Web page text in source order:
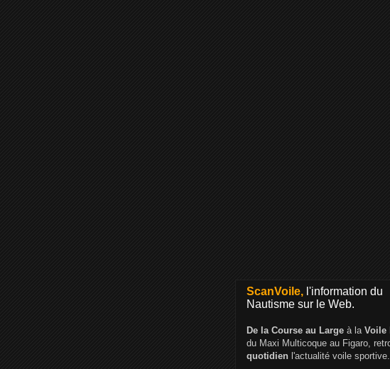
ScanVoile, l'information du
Nautisme sur le Web.
De la Course au Large à la Voile
du Maxi Multicoque au Figaro,
quotidien l'actualité voile sportive.